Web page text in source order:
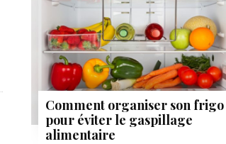
Comment organiser son frigo
pour éviter le gaspillage
alimentaire